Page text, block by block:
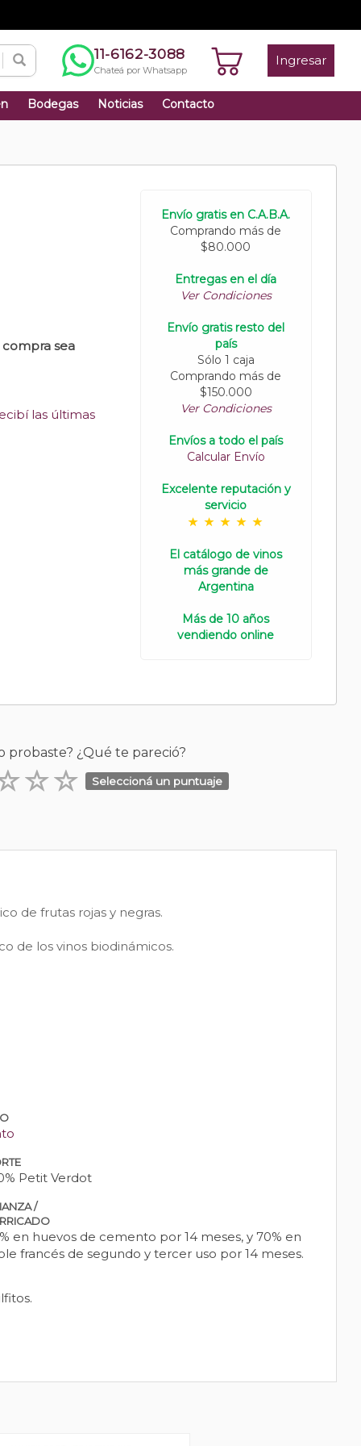
11-6162-3088
Chateá por Whatsapp
Ingresar
Bodegas Noticias Contacto
sea
las últimas
Envío gratis en C.A.B.A.
Comprando más de
$80.000
Entregas en el día
Ver Condiciones
Envío gratis resto del
país
Sólo 1 caja
Comprando más de
$150.000
Ver Condiciones
Envíos a todo el país
Calcular Envío
Excelente reputación y
servicio
El catálogo de vinos
más grande de
Argentina
Más de 10 años
vendiendo online
probaste? ¿Qué te pareció?
Seleccioná un puntuaje
de frutas rojas y negras.
de los vinos biodinámicos.
Petit Verdot
/
en huevos de cemento por 14 meses, y 70% en
francés de segundo y tercer uso por 14 meses.